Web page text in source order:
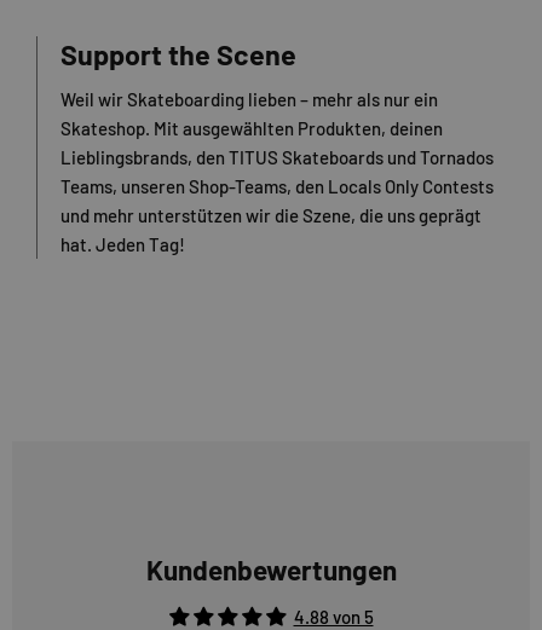
Support the Scene
Weil wir Skateboarding lieben – mehr als nur ein
Skateshop. Mit ausgewählten Produkten, deinen
Lieblingsbrands, den TITUS Skateboards und Tornados
Teams, unseren Shop-Teams, den Locals Only Contests
und mehr unterstützen wir die Szene, die uns geprägt
hat. Jeden Tag!
Kundenbewertungen
4.88 von 5